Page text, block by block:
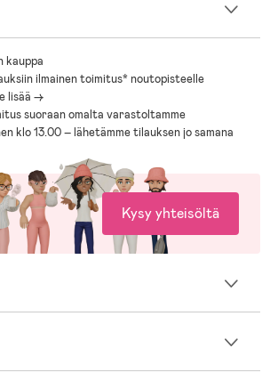
kauppa
ilmainen toimitus* noutopisteelle
lisää ->
suoraan omalta varastoltamme
klo 13.00 – lähetämme tilauksen jo samana
Kysy yhteisöltä